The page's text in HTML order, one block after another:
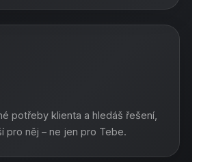
potřeby klienta a hledáš řešení,
pro něj – ne jen pro Tebe.